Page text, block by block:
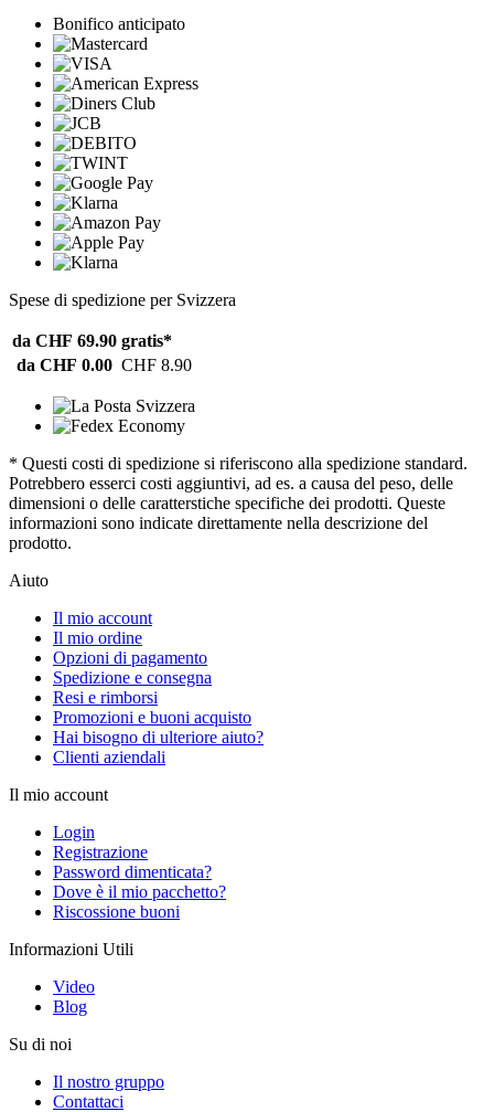
Bonifico anticipato
Spese di spedizione per Svizzera
da CHF 69.90 gratis*
da CHF 0.00 CHF 8.90
* Questi costi di spedizione si riferiscono alla spedizione standard.
Potrebbero esserci costi aggiuntivi, ad es. a causa del peso, delle
dimensioni o delle caratterstiche specifiche dei prodotti. Queste
informazioni sono indicate direttamente nella descrizione del
prodotto.
Aiuto
Il mio account
Il mio ordine
Opzioni di pagamento
Spedizione e consegna
Resi e rimborsi
Promozioni e buoni acquisto
Hai bisogno di ulteriore aiuto?
Clienti aziendali
Il mio account
Login
Registrazione
Password dimenticata?
Dove è il mio pacchetto?
Riscossione buoni
Informazioni Utili
Video
Blog
Su di noi
Il nostro gruppo
Contattaci